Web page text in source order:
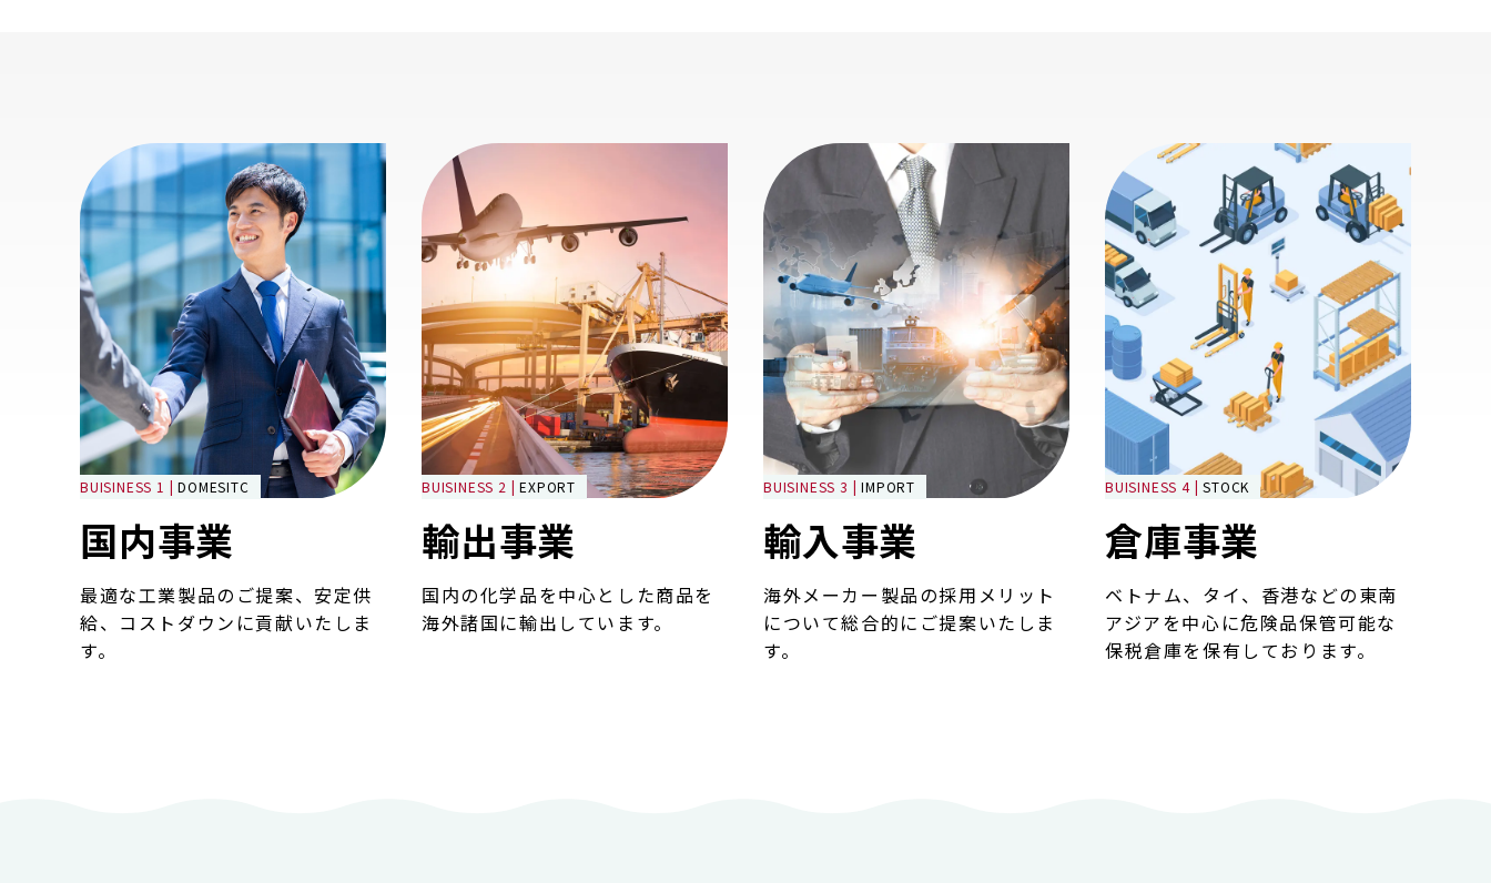
BUISINESS 1 |DOMESITC
国内事業
最適な工業製品のご提案、安定供
給、コストダウンに貢献いたしま
す。
BUISINESS 2 |EXPORT
輸出事業
国内の化学品を中心とした商品を
海外諸国に輸出しています。
BUISINESS 3 |IMPORT
輸入事業
海外メーカー製品の採用メリット
について総合的にご提案いたしま
す。
BUISINESS 4 |STOCK
倉庫事業
ベトナム、タイ、香港などの東南
アジアを中心に危険品保管可能な
保税倉庫を保有しております。